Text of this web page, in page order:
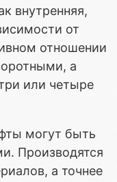
внутренняя,
от
отношении
а
или четыре
могут быть
Производятся
а точнее